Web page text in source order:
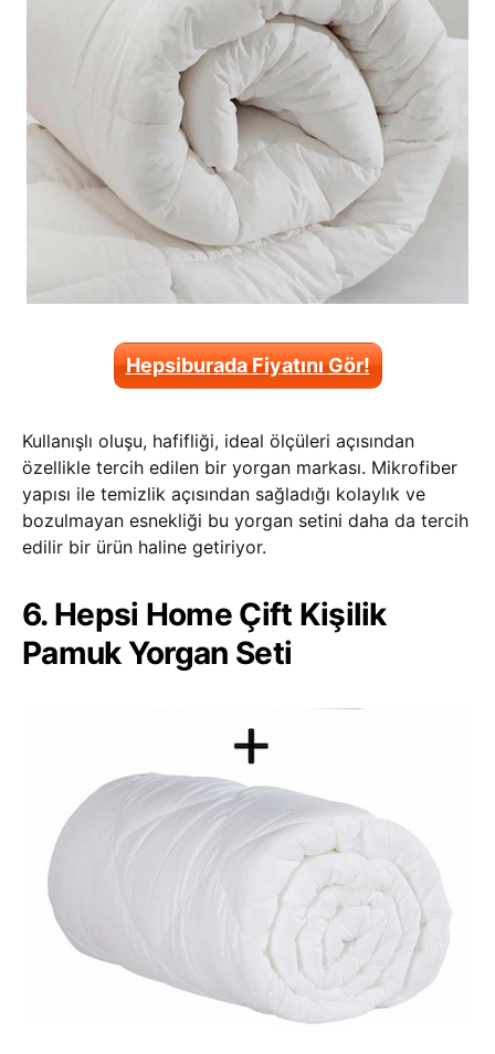
Hepsiburada Fiyatını Gör!
Kullanışlı oluşu, hafifliği, ideal ölçüleri açısından
özellikle tercih edilen bir yorgan markası. Mikrofiber
yapısı ile temizlik açısından sağladığı kolaylık ve
bozulmayan esnekliği bu yorgan setini daha da tercih
edilir bir ürün haline getiriyor.
6. Hepsi Home Çift Kişilik
Pamuk Yorgan Seti